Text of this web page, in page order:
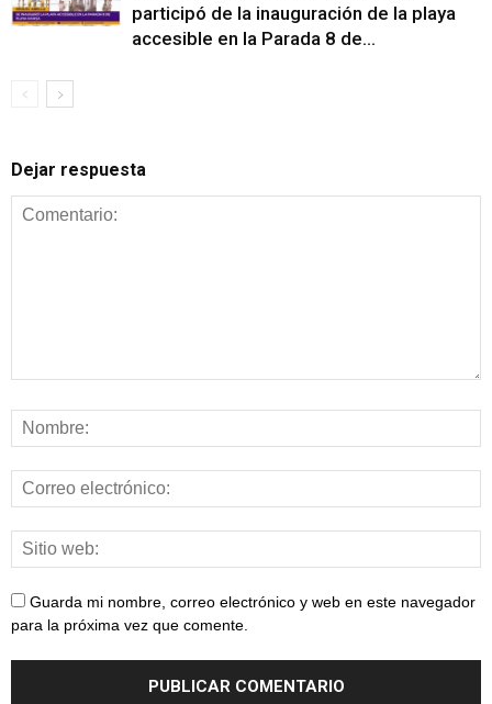
participó de la inauguración de la playa
accesible en la Parada 8 de...
Dejar respuesta
Guarda mi nombre, correo electrónico y web en este navegador
para la próxima vez que comente.